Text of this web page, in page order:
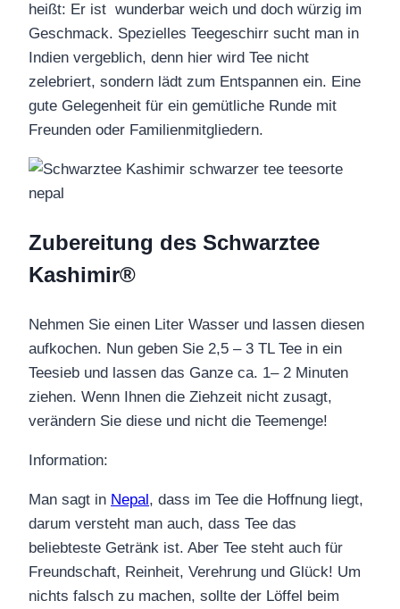
heißt: Er ist wunderbar weich und doch würzig im
Geschmack. Spezielles Teegeschirr sucht man in
Indien vergeblich, denn hier wird Tee nicht
zelebriert, sondern lädt zum Entspannen ein. Eine
gute Gelegenheit für ein gemütliche Runde mit
Freunden oder Familienmitgliedern.
Zubereitung des Schwarztee
Kashimir®
Nehmen Sie einen Liter Wasser und lassen diesen
aufkochen. Nun geben Sie 2,5 – 3 TL Tee in ein
Teesieb und lassen das Ganze ca. 1– 2 Minuten
ziehen. Wenn Ihnen die Ziehzeit nicht zusagt,
verändern Sie diese und nicht die Teemenge!
Information:
Man sagt in Nepal , dass im Tee die Hoffnung liegt,
darum versteht man auch, dass Tee das
beliebteste Getränk ist. Aber Tee steht auch für
Freundschaft, Reinheit, Verehrung und Glück! Um
nichts falsch zu machen, sollte der Löffel beim